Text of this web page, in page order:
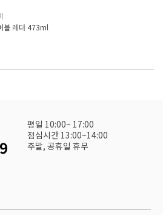
블 레더 473ml
평일 10:00~ 17:00
점심시간 13:00~14:00
주말, 공휴일 휴무